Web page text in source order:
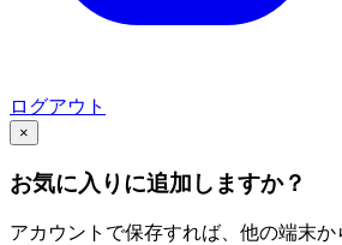
ログアウト
×
お気に入りに追加しますか？
アカウントで保存すれば、他の端末